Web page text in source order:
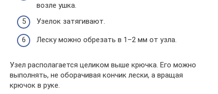
возле ушка.
Узелок затягивают.
Леску можно обрезать в 1–2 мм от узла.
Узел располагается целиком выше крючка. Его можно
выполнять, не оборачивая кончик лески, а вращая
крючок в руке.